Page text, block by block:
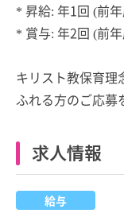
* 昇給: 年1回 (前
* 賞与: 年2回 (前
キリスト教保育理
ふれる方のご応募
求人情報
給与